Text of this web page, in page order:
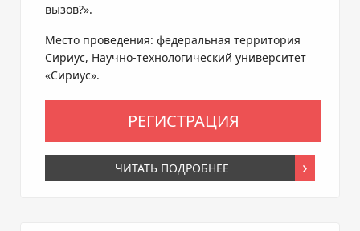
вызов?».
Место проведения: федеральная территория
Сириус, Научно-технологический университет
«Сириус».
РЕГИСТРАЦИЯ
ЧИТАТЬ ПОДРОБНЕЕ